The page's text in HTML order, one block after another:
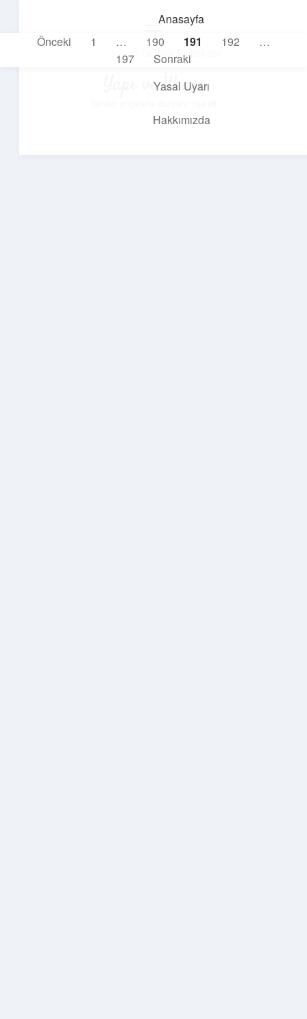
Anasayfa
Gizlilik Politikası
Yasal Uyarı
Hakkımızda
aç
Yapı ve İlham
Yazı
sayfalaması
Önceki 1 … 190 191 192
…
197
Sonraki